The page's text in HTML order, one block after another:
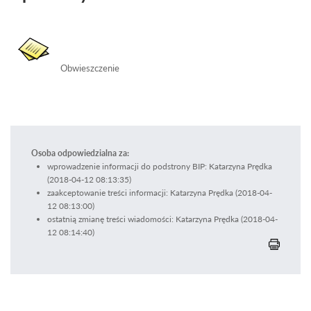
Obwieszczenie
Osoba odpowiedzialna za:
wprowadzenie informacji do podstrony BIP: Katarzyna Prędka
(2018-04-12 08:13:35)
zaakceptowanie treści informacji: Katarzyna Prędka (2018-04-
12 08:13:00)
ostatnią zmianę treści wiadomości: Katarzyna Prędka (2018-04-
12 08:14:40)